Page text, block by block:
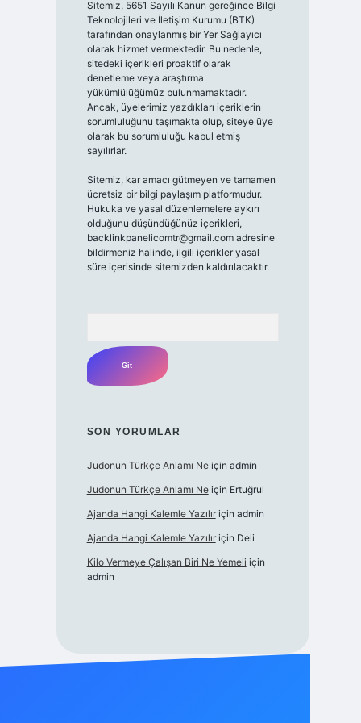
Sitemiz, 5651 Sayılı Kanun gereğince Bilgi
Teknolojileri ve İletişim Kurumu (BTK)
tarafından onaylanmış bir Yer Sağlayıcı
olarak hizmet vermektedir. Bu nedenle,
sitedeki içerikleri proaktif olarak
denetleme veya araştırma
yükümlülüğümüz bulunmamaktadır.
Ancak, üyelerimiz yazdıkları içeriklerin
sorumluluğunu taşımakta olup, siteye üye
olarak bu sorumluluğu kabul etmiş
sayılırlar.
Sitemiz, kar amacı gütmeyen ve tamamen
ücretsiz bir bilgi paylaşım platformudur.
Hukuka ve yasal düzenlemelere aykırı
olduğunu düşündüğünüz içerikleri,
backlinkpanelicomtr@gmail.comadresine
bildirmeniz halinde, ilgili içerikler yasal
süre içerisinde sitemizden kaldırılacaktır.
SON YORUMLAR
Judonun Türkçe Anlamı Neiçin admin
Judonun Türkçe Anlamı Neiçin Ertuğrul
Ajanda Hangi Kalemle Yazılıriçin admin
Ajanda Hangi Kalemle Yazılıriçin Deli
Kilo Vermeye Çalışan Biri Ne Yemeli için
admin